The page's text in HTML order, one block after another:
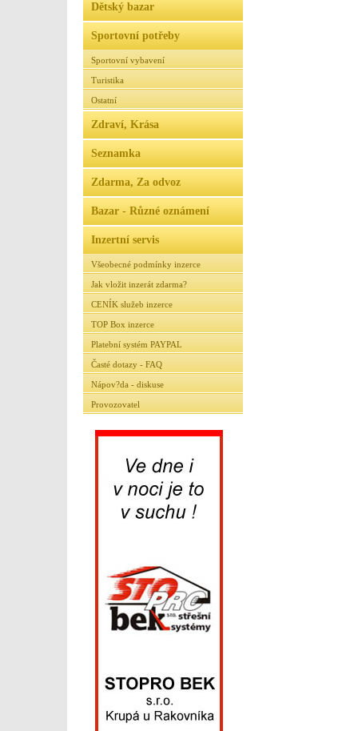
Dětský bazar
Sportovní potřeby
Sportovní vybavení
Turistika
Ostatní
Zdraví, Krása
Seznamka
Zdarma, Za odvoz
Bazar - Různé oznámení
Inzertní servis
Všeobecné podmínky inzerce
Jak vložit inzerát zdarma?
CENÍK služeb inzerce
TOP Box inzerce
Platební systém PAYPAL
Časté dotazy - FAQ
Nápov?da - diskuse
Provozovatel